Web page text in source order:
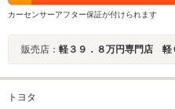
カーセンサーアフター保証が付けられます
販売店： 軽３９．８万円専門店
トヨタ